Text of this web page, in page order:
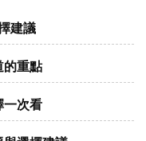
建議
的重點
一次看